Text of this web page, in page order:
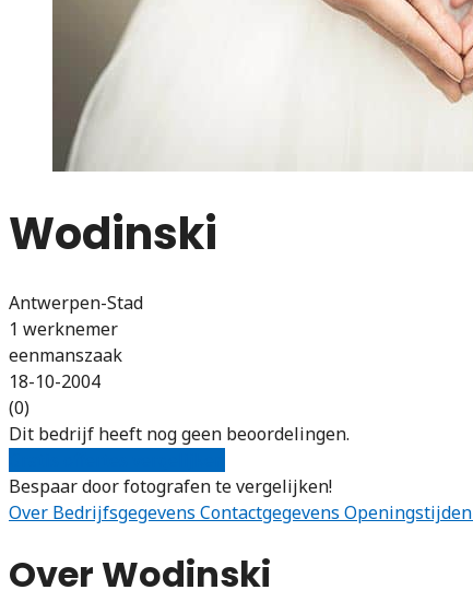
Wodinski
Antwerpen-Stad
1 werknemer
eenmanszaak
18-10-2004
(0)
Dit bedrijf heeft nog geen beoordelingen.
Bespaar door fotografen te vergelijken!
Over Bedrijfsgegevens Contactgegevens Openingstijden
Over Wodinski